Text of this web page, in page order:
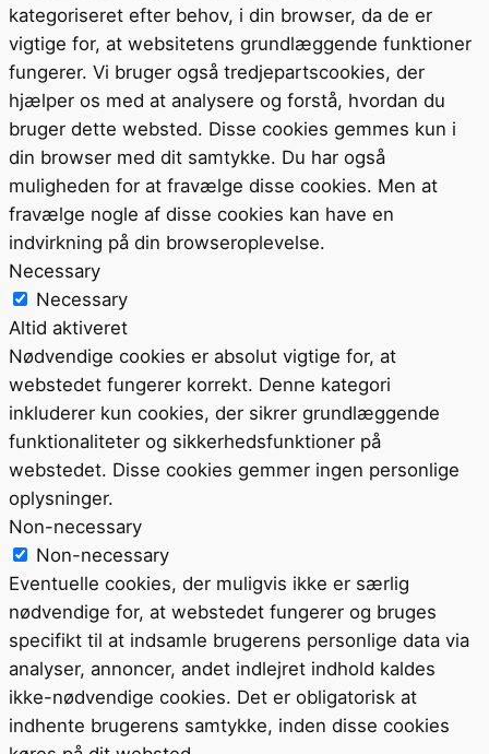
kategoriseret efter behov, i din browser, da de er
vigtige for, at websitetens grundlæggende funktioner
fungerer. Vi bruger også tredjepartscookies, der
hjælper os med at analysere og forstå, hvordan du
bruger dette websted. Disse cookies gemmes kun i
din browser med dit samtykke. Du har også
muligheden for at fravælge disse cookies. Men at
fravælge nogle af disse cookies kan have en
indvirkning på din browseroplevelse.
Necessary
Necessary
Altid aktiveret
Nødvendige cookies er absolut vigtige for, at
webstedet fungerer korrekt. Denne kategori
inkluderer kun cookies, der sikrer grundlæggende
funktionaliteter og sikkerhedsfunktioner på
webstedet. Disse cookies gemmer ingen personlige
oplysninger.
Non-necessary
Non-necessary
Eventuelle cookies, der muligvis ikke er særlig
nødvendige for, at webstedet fungerer og bruges
specifikt til at indsamle brugerens personlige data via
analyser, annoncer, andet indlejret indhold kaldes
ikke-nødvendige cookies. Det er obligatorisk at
indhente brugerens samtykke, inden disse cookies